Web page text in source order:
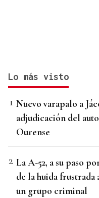
Lo más visto
Nuevo varapalo a
adjudicación del
Ourense
La A-52, a su paso
de la huida frustrada
un grupo criminal